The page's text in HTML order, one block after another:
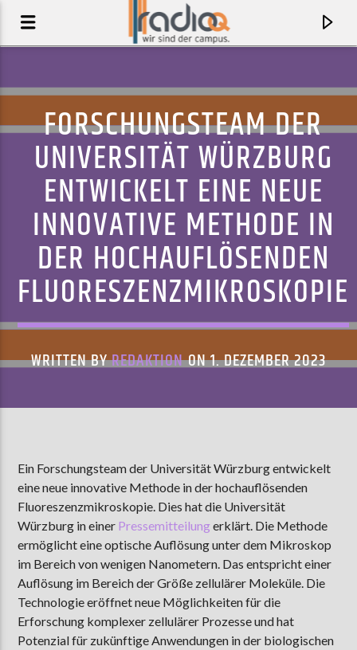
AKTUELLER TRACK
PHAROAH
00:00 18:00
ZU HÖREN INMünster90,9 MHzSteinfurt103,9 MHz
FORSCHUNGSTEAM DER
UNIVERSITÄT WÜRZBURG
ENTWICKELT EINE NEUE
INNOVATIVE METHODE IN
DER HOCHAUFLÖSENDEN
FLUORESZENZMIKROSKOPIE
WRITTEN BYREDAKTIONON 1. DEZEMBER 2023
Ein Forschungsteam der Universität Würzburg entwickelt
eine neue innovative Methode in der hochauflösenden
Fluoreszenzmikroskopie. Dies hat die Universität
Würzburg in einer Pressemitteilungerklärt. Die Methode
ermöglicht eine optische Auflösung unter dem Mikroskop
im Bereich von wenigen Nanometern. Das entspricht einer
Auflösung im Bereich der Größe zellulärer Moleküle. Die
Technologie eröffnet neue Möglichkeiten für die
Erforschung komplexer zellulärer Prozesse und hat
Potenzial für zukünftige Anwendungen in der biologischen